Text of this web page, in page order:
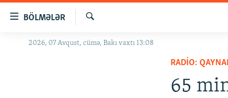
BÖLMƏLƏR
GÜNDƏM
Axtar
2026, 07 Avqust, cümə, Bakı vaxtı 13:08
RADIO:
65